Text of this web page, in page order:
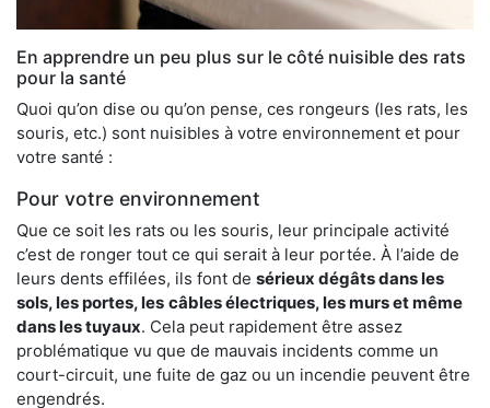
En apprendre un peu plus sur le côté nuisible des rats
pour la santé
Quoi qu’on dise ou qu’on pense, ces rongeurs (les rats, les
souris, etc.) sont nuisibles à votre environnement et pour
votre santé :
Pour votre environnement
Que ce soit les rats ou les souris, leur principale activité
c’est de ronger tout ce qui serait à leur portée. À l’aide de
leurs dents effilées, ils font de sérieux dégâts dans les
sols, les portes, les câbles électriques, les murs et même
dans les tuyaux. Cela peut rapidement être assez
problématique vu que de mauvais incidents comme un
court-circuit, une fuite de gaz ou un incendie peuvent être
engendrés.